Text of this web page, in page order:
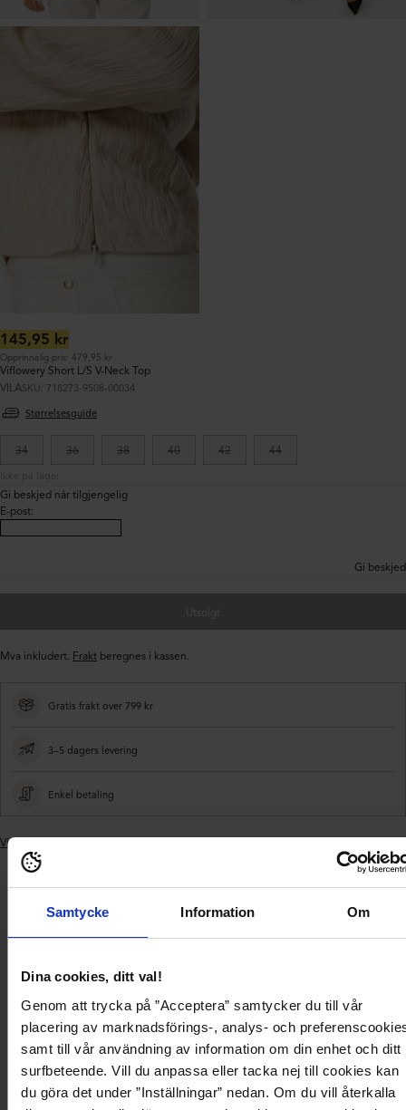
Samtycke Information Om
Dina cookies, ditt val!
Genom att trycka på ”Acceptera” samtycker du till vår
placering av marknadsförings-, analys- och
samt till vår användning av information om din enhet och ditt
surfbeteende. Vill du anpassa eller tacka nej till cookies kan
du göra det under ”Inställningar” nedan. Om du vill återkalla
Ordinær
pris:
145,95 kr
Opprinnelig pris: 479,95 kr
Viflowery Short L/S V-Neck Top
VILASKU: 718273-9508-00034
Størrelsesguide
34 36 38 40 42 44
Gi beskjed når tilgjengelig
E-post:
Gi beskjed
Mva inkludert. Frakt beregnes i kassen.
Gratis frakt over 799 kr
3–5 dagers levering
Enkel betaling
Vis lignende produkter
Legger
produktet
handlekurven
Produktbeskrivelse Produktdetaljer
Søt, trendy topp fra VILA.
- V-halset hals.
- Rosedetalj på venstre side.
- Noe figursydd passform.
- Lengde fra skulderen bak: 50 cm i størrelse 36.
Produktbeskrivelse